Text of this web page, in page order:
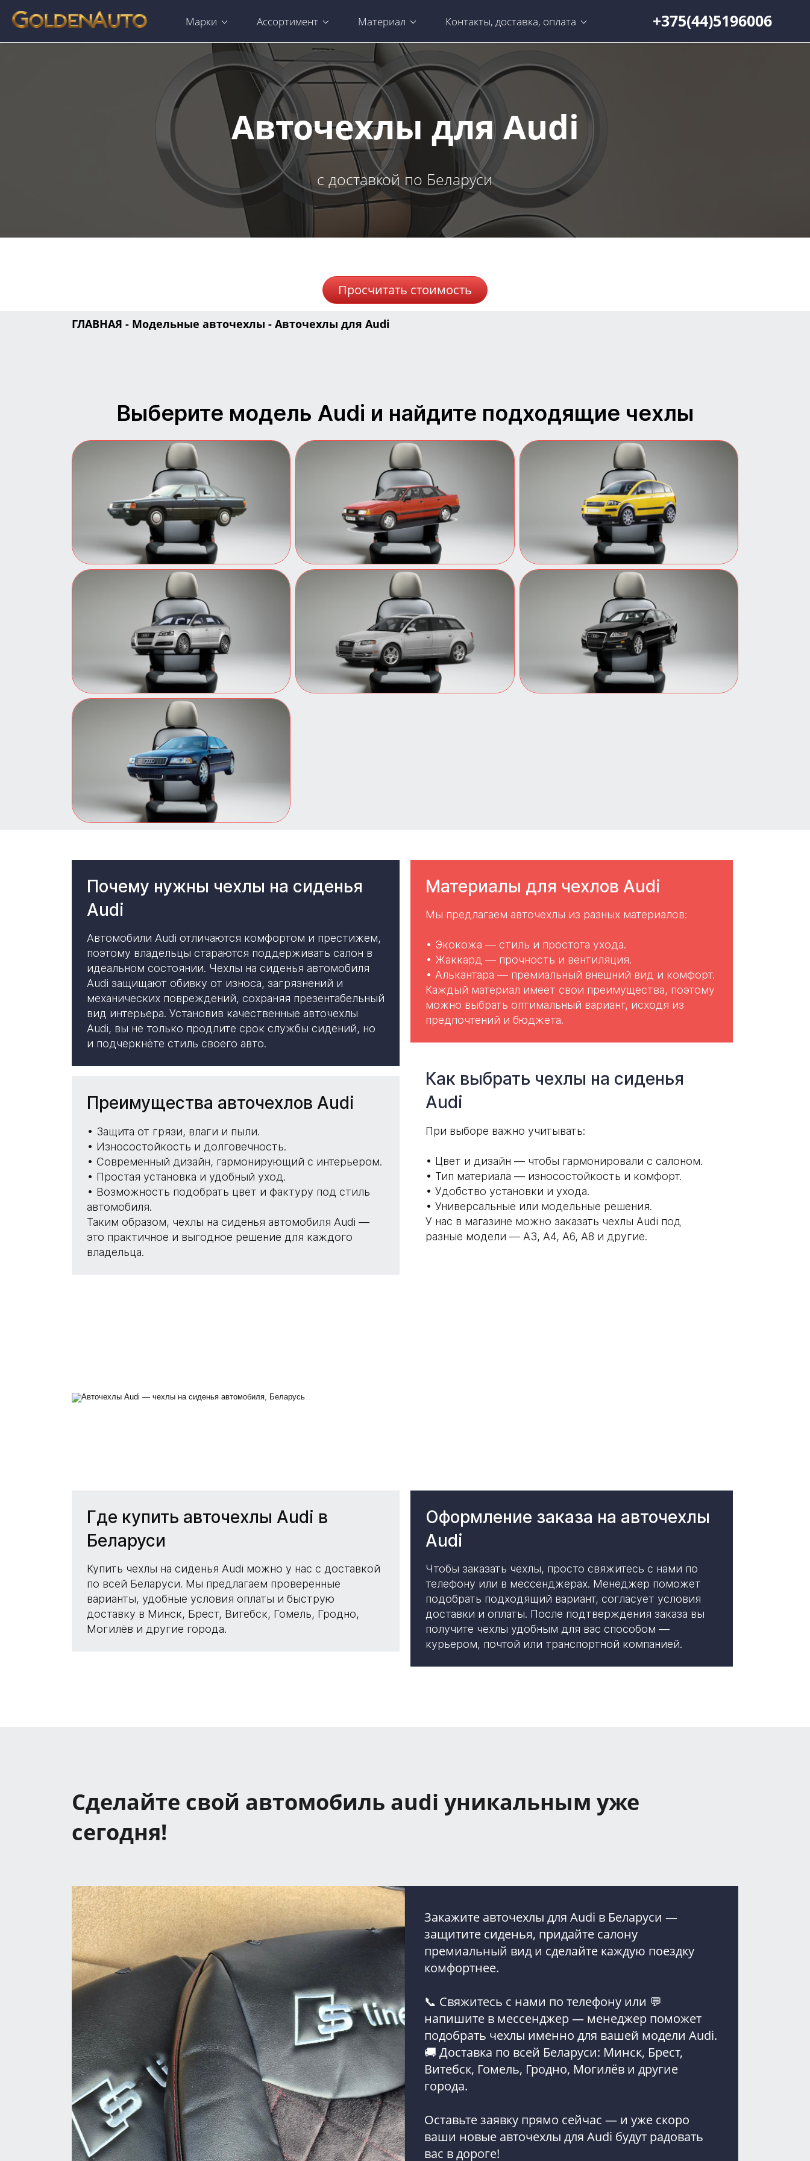
Марки Ассортимент Материал Контакты, доставка, оплата +375(44)5196006
Авточехлы для Audi
с доставкой по Беларуси
Просчитать стоимость
ГЛАВНАЯ - Модельные авточехлы - Авточехлы для Audi
Выберите модель Audi и найдите подходящие чехлы
Авточехлы для Audi 100
Практичные и стильные
чехлы на сиденья Audi 100.
Защита салона и комфорт в
каждой поездке.
Авточехлы для Audi 80
Чехлы на сиденья Audi 80 из
прочных материалов.
Улучшают интерьер и
защищают обивку.
Авточехлы для Audi A2
Универсальные и
практичные авточехлы для
Audi A2. Защита салона и
современный дизайн.
Авточехлы для Audi A3
Стильные чехлы для Audi A3.
Идеальная посадка, защита
от износа и загрязнений.
Авточехлы для Audi A4
Чехлы на сиденья Audi A4 из
экокожи и жаккарда.
Комфорт и обновлённый
интерьер.
Авточехлы для Audi A6
Премиальные чехлы для Audi
A6. Стиль, защита и
долговечность в каждой
детали.
Авточехлы для Audi A8
Чехлы на сиденья Audi A8 из
качественных материалов.
Подчеркнут статус и
защитят салон.
Почему нужны чехлы на сиденья
Audi
Автомобили Audi отличаются комфортом и престижем,
поэтому владельцы стараются поддерживать салон в
идеальном состоянии. Чехлы на сиденья автомобиля
Audi защищают обивку от износа, загрязнений и
механических повреждений, сохраняя презентабельный
вид интерьера. Установив качественные авточехлы
Audi, вы не только продлите срок службы сидений, но
и подчеркнёте стиль своего авто.
Преимущества авточехлов Audi
Защита от грязи, влаги и пыли.
Износостойкость и долговечность.
Современный дизайн, гармонирующий с интерьером.
Простая установка и удобный уход.
Возможность подобрать цвет и фактуру под стиль
автомобиля.
Таким образом, чехлы на сиденья автомобиля Audi —
это практичное и выгодное решение для каждого
владельца.
Материалы для чехлов Audi
Мы предлагаем авточехлы из разных материалов:
Экокожа — стиль и простота ухода.
Жаккард — прочность и вентиляция.
Алькантара — премиальный внешний вид и комфорт.
Каждый материал имеет свои преимущества, поэтому
можно выбрать оптимальный вариант, исходя из
предпочтений и бюджета.
Как выбрать чехлы на сиденья
Audi
При выборе важно учитывать:
Цвет и дизайн — чтобы гармонировали с салоном.
Тип материала — износостойкость и комфорт.
Удобство установки и ухода.
Универсальные или модельные решения.
У нас в магазине можно заказать чехлы Audi под
разные модели — A3, A4, A6, A8 и другие.
Чехлы на сиденья Audi из экокожи, жаккарда и алькантары. Доставка по всей Беларуси.
Где купить авточехлы Audi в
Беларуси
Купить чехлы на сиденья Audi можно у нас с доставкой
по всей Беларуси. Мы предлагаем проверенные
варианты, удобные условия оплаты и быструю
доставку в Минск, Брест, Витебск, Гомель, Гродно,
Могилёв и другие города.
Оформление заказа на авточехлы
Audi
Чтобы заказать чехлы, просто свяжитесь с нами по
телефону или в мессенджерах. Менеджер поможет
подобрать подходящий вариант, согласует условия
доставки и оплаты. После подтверждения заказа вы
получите чехлы удобным для вас способом —
курьером, почтой или транспортной компанией.
Сделайте свой автомобиль audi уникальным уже
сегодня!
Закажите авточехлы для Audi в Беларуси —
защитите сиденья, придайте салону
премиальный вид и сделайте каждую поездку
комфортнее.
📞 Свяжитесь с нами по телефону или 💬
напишите в мессенджер — менеджер поможет
подобрать чехлы именно для вашей модели Audi.
🚚 Доставка по всей Беларуси: Минск, Брест,
Витебск, Гомель, Гродно, Могилёв и другие
города.
Оставьте заявку прямо сейчас — и уже скоро
ваши новые авточехлы для Audi будут радовать
вас в дороге!